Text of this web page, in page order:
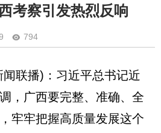
考察引发热烈反响
794
联播)：习近平总书记近
，广西要完整、准确、全
牢牢把握高质量发展这个